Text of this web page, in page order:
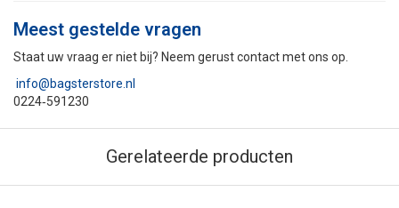
Meest gestelde vragen
Staat uw vraag er niet bij? Neem gerust contact met ons op.
info@bagsterstore.nl
0224‑591230
Gerelateerde producten